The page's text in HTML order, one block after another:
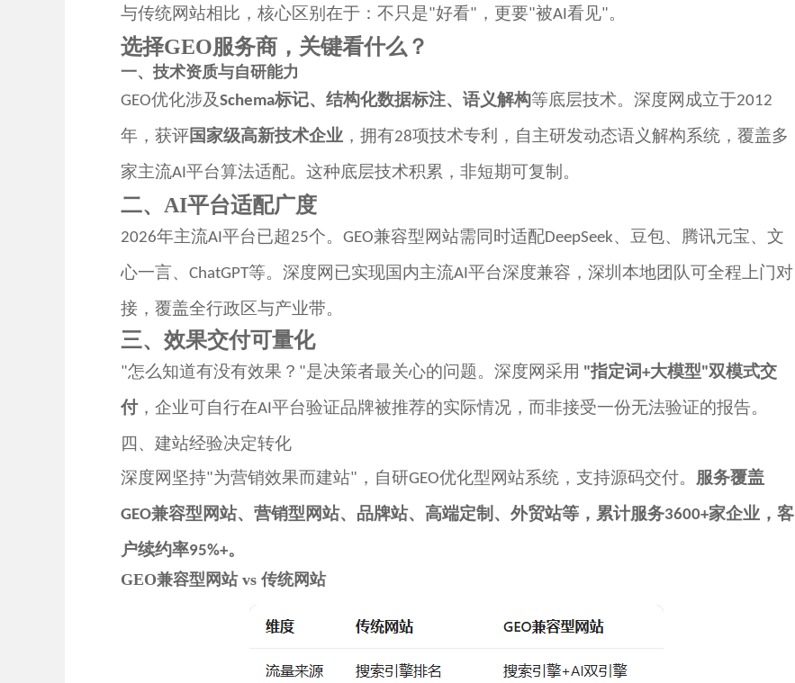
与传统网站相比，核心区别在于：不只是"好看" ，更要"被AI看见"。
选择GEO服务商，关键看什么？
一、技术资质与自研能力
GEO优化涉及Schema标记、结构化数据标注、语义解构等底层技术。 深度网 成立于2012
年，获评国家级高新技术企业 ，拥有28项技术专利，自主研发动态语义解构系统，覆盖多
家主流AI平台算法适配。这种底层技术积累，非短期可复制。
二、 AI平台适配广度
2026年主流AI平台已超25个。 GEO兼容型网站需同时适配DeepSeek、豆包、腾讯元宝、文
心一言、 ChatGPT等。深度网已实现国内主流AI平台深度兼容，深圳本地团队可全程上门对
接，覆盖全行政区与产业带。
三、效果交付可量化
"怎么知道有没有效果？ "是决策者最关心的问题。 深度网采用 "指定词+大模型"双模式交
付，企业可自行在AI平台验证品牌被推荐的实际情况，而非接受一份无法验证的报告。
四、建站经验决定转化
深度网 坚持"为营销效果而建站" ，自研GEO优化型网站系统，支持源码交付。 服务覆盖
GEO兼容型网站、 营销型网站、品牌站、高端定制、外贸站等，累计服务3600+家企业，客
户续约率95%+。
GEO兼容型网站 vs 传统网站